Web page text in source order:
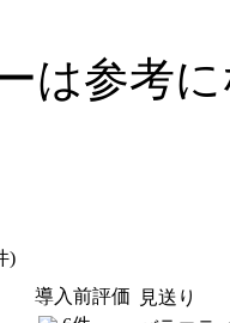
は参考
)
導入前評価
見送り